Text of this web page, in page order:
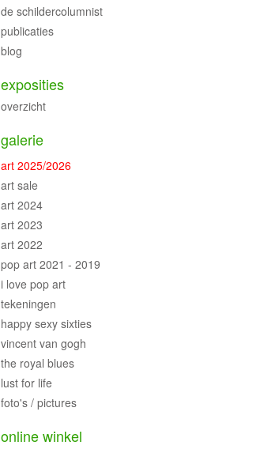
de schildercolumnist
publicaties
blog
exposities
overzicht
galerie
art 2025/2026
art sale
art 2024
art 2023
art 2022
pop art 2021 - 2019
i love pop art
tekeningen
happy sexy sixties
vincent van gogh
the royal blues
lust for life
foto's / pictures
online winkel